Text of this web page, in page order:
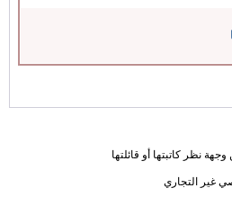
نظر كاتبتها أو قائلتها
غير التجاري